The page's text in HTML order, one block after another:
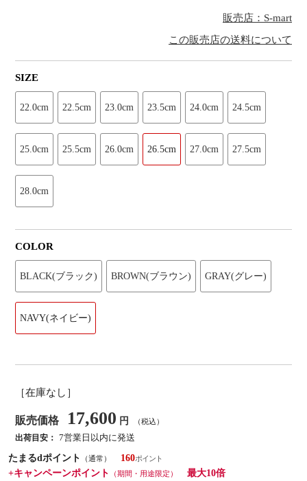
販売店：S-mart
この販売店の送料について
SIZE
22.0cm 22.5cm 23.0cm 23.5cm 24.0cm 24.5cm
25.0cm 25.5cm 26.0cm 26.5cm 27.0cm 27.5cm
28.0cm
COLOR
BLACK(ブラック) BROWN(ブラウン) GRAY(グレー)
NAVY(ネイビー)
［在庫なし］
販売価格 17,600 円 （税込）
出荷目安： 7営業日以内に発送
たまるdポイント
（通常）
160
+キャンペーンポイント
（期間・用途限定）
最大10倍